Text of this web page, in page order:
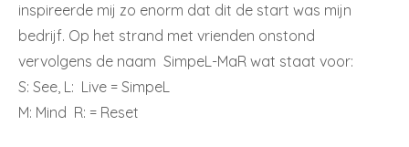
inspireerde mij zo enorm dat dit de start was mijn
bedrijf. Op het strand met vrienden onstond
vervolgens de naam SimpeL-MaR wat staat voor:
S: See, L: Live = SimpeL
M: Mind R: = Reset